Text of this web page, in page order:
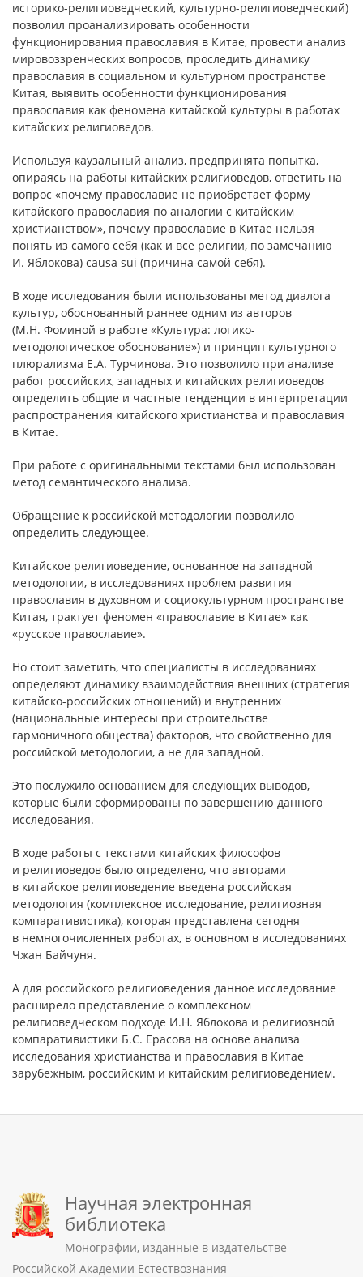
историко-религиоведческий, культурно-религиоведческий)
позволил проанализировать особенности
функционирования православия в Китае, провести анализ
мировоззренческих вопросов, проследить динамику
православия в социальном и культурном пространстве
Китая, выявить особенности функционирования
православия как феномена китайской культуры в работах
китайских религиоведов.
Используя каузальный анализ, предпринята попытка,
опираясь на работы китайских религиоведов, ответить на
вопрос «почему православие не приобретает форму
китайского православия по аналогии с китайским
христианством», почему православие в Китае нельзя
понять из самого себя (как и все религии, по замечанию
И. Яблокова) causa sui (причина самой себя).
В ходе исследования были использованы метод диалога
культур, обоснованный раннее одним из авторов
(М.Н. Фоминой в работе «Культура: логико-
методологическое обоснование») и принцип культурного
плюрализма Е.А. Турчинова. Это позволило при анализе
работ российских, западных и китайских религиоведов
определить общие и частные тенденции в интерпретации
распространения китайского христианства и православия
в Китае.
При работе с оригинальными текстами был использован
метод семантического анализа.
Обращение к российской методологии позволило
определить следующее.
Китайское религиоведение, основанное на западной
методологии, в исследованиях проблем развития
православия в духовном и социокультурном пространстве
Китая, трактует феномен «православие в Китае» как
«русское православие».
Но стоит заметить, что специалисты в исследованиях
определяют динамику взаимодействия внешних (стратегия
китайско-российских отношений) и внутренних
(национальные интересы при строительстве
гармоничного общества) факторов, что свойственно для
российской методологии, а не для западной.
Это послужило основанием для следующих выводов,
которые были сформированы по завершению данного
исследования.
В ходе работы с текстами китайских философов
и религиоведов было определено, что авторами
в китайское религиоведение введена российская
методология (комплексное исследование, религиозная
компаративистика), которая представлена сегодня
в немногочисленных работах, в основном в исследованиях
Чжан Байчуня.
А для российского религиоведения данное исследование
расширело представление о комплексном
религиоведческом подходе И.Н. Яблокова и религиозной
компаративистики Б.С. Ерасова на основе анализа
исследования христианства и православия в Китае
зарубежным, российским и китайским религиоведением.
Научная электронная
библиотека
Монографии, изданные в издательстве
Российской Академии Естествознания